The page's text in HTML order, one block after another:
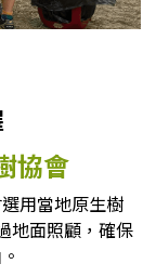
協會
用當地原生樹
地面照顧，確保